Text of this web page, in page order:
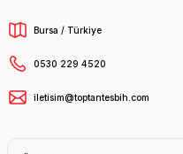
Bursa / Türkiye
0530 229 4520
iletisim@toptantesbih.com